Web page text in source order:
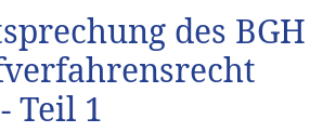
des BGH
Teil 1